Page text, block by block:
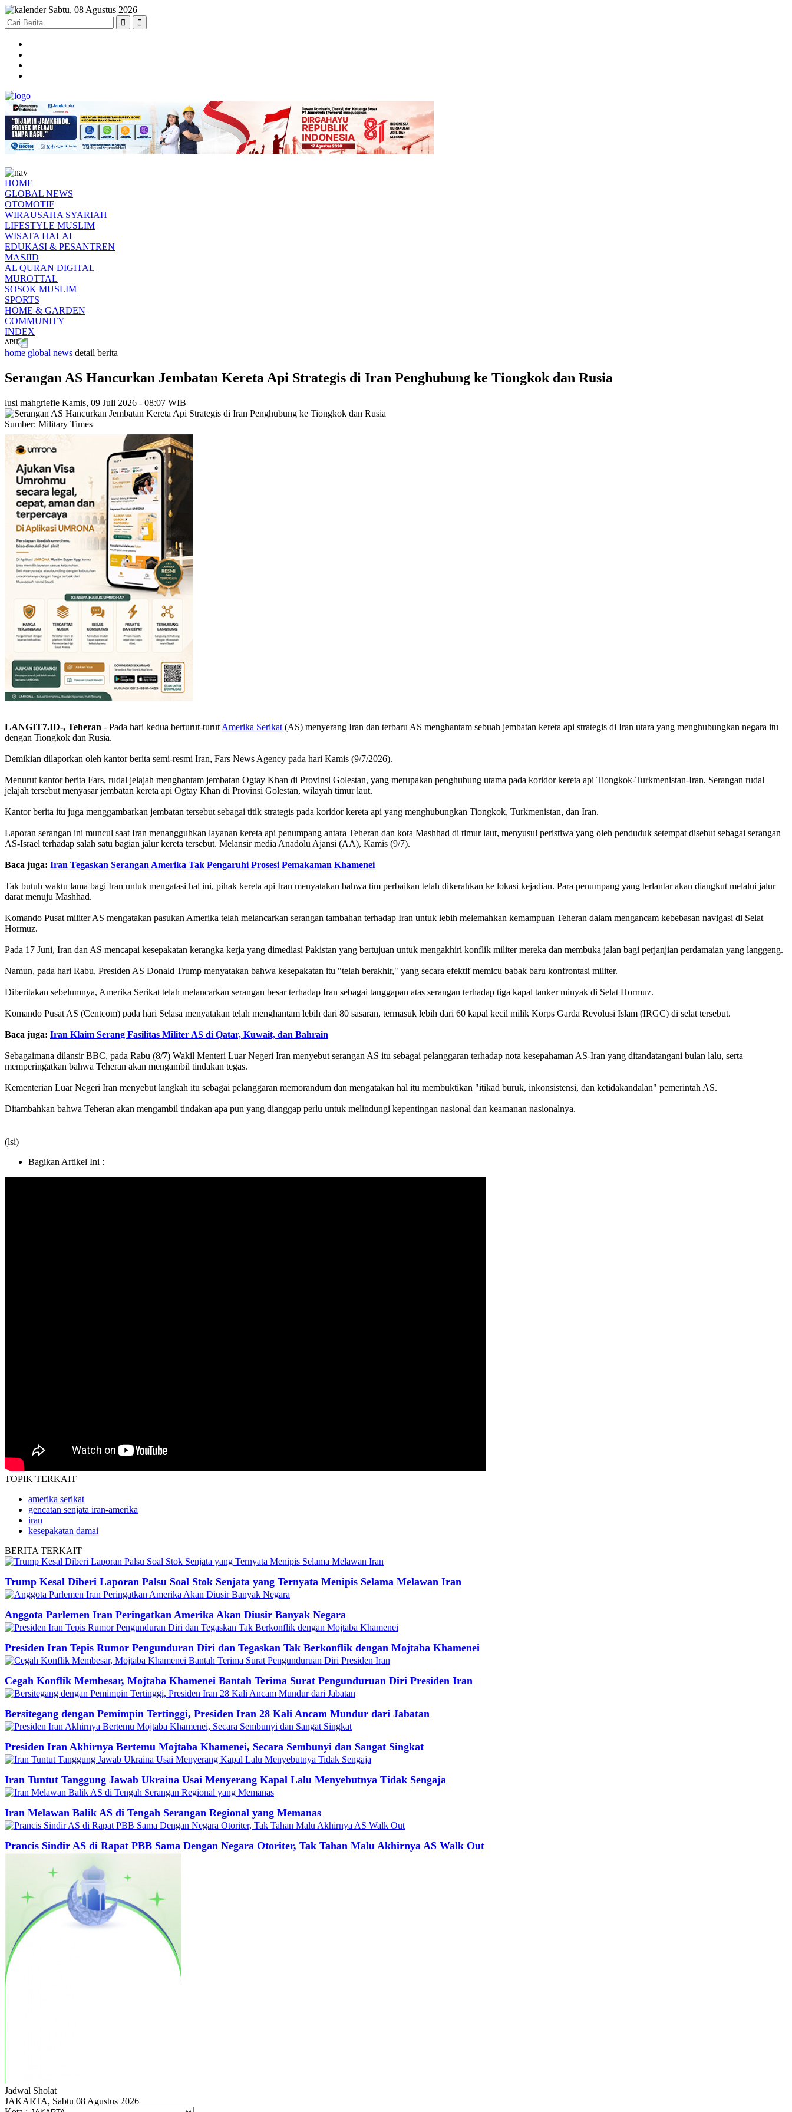
Sabtu, 08 Agustus 2026
HOME
GLOBAL NEWS
OTOMOTIF
WIRAUSAHA SYARIAH
LIFESTYLE MUSLIM
WISATA HALAL
EDUKASI & PESANTREN
MASJID
AL QURAN DIGITAL
MUROTTAL
SOSOK MUSLIM
SPORTS
HOME & GARDEN
COMMUNITY
INDEX
home global news detail berita
Serangan AS Hancurkan Jembatan Kereta Api Strategis di Iran Penghubung ke Tiongkok dan Rusia
lusi mahgriefie Kamis, 09 Juli 2026 - 08:07 WIB
Sumber: Military Times
LANGIT7.ID-, Teheran - Pada hari kedua berturut-turut Amerika Serikat (AS) menyerang Iran dan terbaru AS menghantam sebuah jembatan kereta api strategis di Iran utara yang menghubungkan negara itu
dengan Tiongkok dan Rusia.
Demikian dilaporkan oleh kantor berita semi-resmi Iran, Fars News Agency pada hari Kamis (9/7/2026).
Menurut kantor berita Fars, rudal jelajah menghantam jembatan Ogtay Khan di Provinsi Golestan, yang merupakan penghubung utama pada koridor kereta api Tiongkok-Turkmenistan-Iran. Serangan rudal
jelajah tersebut menyasar jembatan kereta api Ogtay Khan di Provinsi Golestan, wilayah timur laut.
Kantor berita itu juga menggambarkan jembatan tersebut sebagai titik strategis pada koridor kereta api yang menghubungkan Tiongkok, Turkmenistan, dan Iran.
Laporan serangan ini muncul saat Iran menangguhkan layanan kereta api penumpang antara Teheran dan kota Mashhad di timur laut, menyusul peristiwa yang oleh penduduk setempat disebut sebagai serangan
AS-Israel terhadap salah satu bagian jalur kereta tersebut. Melansir media Anadolu Ajansi (AA), Kamis (9/7).
Baca juga: Iran Tegaskan Serangan Amerika Tak Pengaruhi Prosesi Pemakaman Khamenei
Tak butuh waktu lama bagi Iran untuk mengatasi hal ini, pihak kereta api Iran menyatakan bahwa tim perbaikan telah dikerahkan ke lokasi kejadian. Para penumpang yang terlantar akan diangkut melalui jalur
darat menuju Mashhad.
Komando Pusat militer AS mengatakan pasukan Amerika telah melancarkan serangan tambahan terhadap Iran untuk lebih melemahkan kemampuan Teheran dalam mengancam kebebasan navigasi di Selat
Hormuz.
Pada 17 Juni, Iran dan AS mencapai kesepakatan kerangka kerja yang dimediasi Pakistan yang bertujuan untuk mengakhiri konflik militer mereka dan membuka jalan bagi perjanjian perdamaian yang langgeng.
Namun, pada hari Rabu, Presiden AS Donald Trump menyatakan bahwa kesepakatan itu "telah berakhir," yang secara efektif memicu babak baru konfrontasi militer.
Diberitakan sebelumnya, Amerika Serikat telah melancarkan serangan besar terhadap Iran sebagai tanggapan atas serangan terhadap tiga kapal tanker minyak di Selat Hormuz.
Komando Pusat AS (Centcom) pada hari Selasa menyatakan telah menghantam lebih dari 80 sasaran, termasuk lebih dari 60 kapal kecil milik Korps Garda Revolusi Islam (IRGC) di selat tersebut.
Baca juga: Iran Klaim Serang Fasilitas Militer AS di Qatar, Kuwait, dan Bahrain
Sebagaimana dilansir BBC, pada Rabu (8/7) Wakil Menteri Luar Negeri Iran menyebut serangan AS itu sebagai pelanggaran terhadap nota kesepahaman AS-Iran yang ditandatangani bulan lalu, serta
memperingatkan bahwa Teheran akan mengambil tindakan tegas.
Kementerian Luar Negeri Iran menyebut langkah itu sebagai pelanggaran memorandum dan mengatakan hal itu membuktikan "itikad buruk, inkonsistensi, dan ketidakandalan" pemerintah AS.
Ditambahkan bahwa Teheran akan mengambil tindakan apa pun yang dianggap perlu untuk melindungi kepentingan nasional dan keamanan nasionalnya.
(lsi)
Bagikan Artikel Ini :
TOPIK TERKAIT
amerika serikat
gencatan senjata iran-amerika
iran
kesepakatan damai
BERITA TERKAIT
Trump Kesal Diberi Laporan Palsu Soal Stok Senjata yang Ternyata Menipis Selama Melawan Iran
Anggota Parlemen Iran Peringatkan Amerika Akan Diusir Banyak Negara
Presiden Iran Tepis Rumor Pengunduran Diri dan Tegaskan Tak Berkonflik dengan Mojtaba Khamenei
Cegah Konflik Membesar, Mojtaba Khamenei Bantah Terima Surat Pengunduruan Diri Presiden Iran
Bersitegang dengan Pemimpin Tertinggi, Presiden Iran 28 Kali Ancam Mundur dari Jabatan
Presiden Iran Akhirnya Bertemu Mojtaba Khamenei, Secara Sembunyi dan Sangat Singkat
Iran Tuntut Tanggung Jawab Ukraina Usai Menyerang Kapal Lalu Menyebutnya Tidak Sengaja
Iran Melawan Balik AS di Tengah Serangan Regional yang Memanas
Prancis Sindir AS di Rapat PBB Sama Dengan Negara Otoriter, Tak Tahan Malu Akhirnya AS Walk Out
Jadwal Sholat
JAKARTA, Sabtu 08 Agustus 2026